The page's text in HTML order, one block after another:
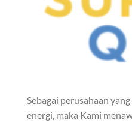
Sebagai perusahaan
energi, maka Kami